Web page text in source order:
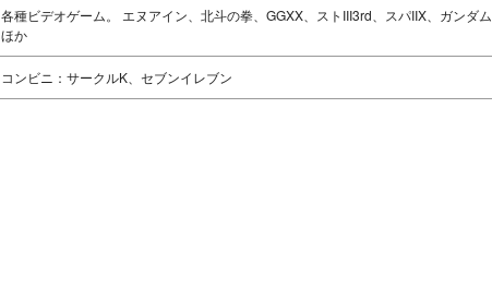
各種ビデオゲーム。 エヌアイン、北斗の拳、GGXX、ストIII3rd、スパIIX、ガンダム
ほか
コンビニ：サークルK、セブンイレブン